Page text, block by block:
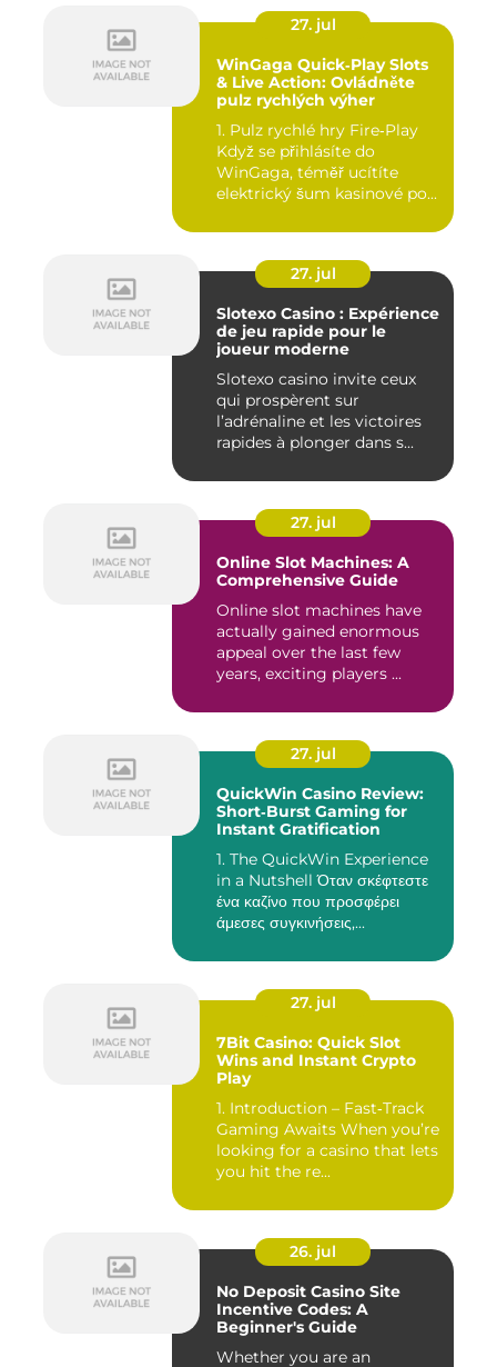
27. jul
WinGaga Quick‑Play Slots
& Live Action: Ovládněte
pulz rychlých výher
1. Pulz rychlé hry Fire‑Play
Když se přihlásíte do
WinGaga, téměř ucítíte
elektrický šum kasinové po...
27. jul
Slotexo Casino : Expérience
de jeu rapide pour le
joueur moderne
Slotexo casino invite ceux
qui prospèrent sur
l’adrénaline et les victoires
rapides à plonger dans s...
27. jul
Online Slot Machines: A
Comprehensive Guide
Online slot machines have
actually gained enormous
appeal over the last few
years, exciting players ...
27. jul
QuickWin Casino Review:
Short‑Burst Gaming for
Instant Gratification
1. The QuickWin Experience
in a Nutshell Όταν σκέφτεστε
ένα καζίνο που προσφέρει
άμεσες συγκινήσεις,...
27. jul
7Bit Casino: Quick Slot
Wins and Instant Crypto
Play
1. Introduction – Fast‑Track
Gaming Awaits When you’re
looking for a casino that lets
you hit the re...
26. jul
No Deposit Casino Site
Incentive Codes: A
Beginner's Guide
Whether you are an